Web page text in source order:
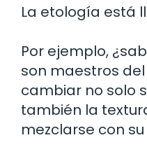
La etología está
Por ejemplo,
son maestros
cambiar no solo
también la
mezclarse con